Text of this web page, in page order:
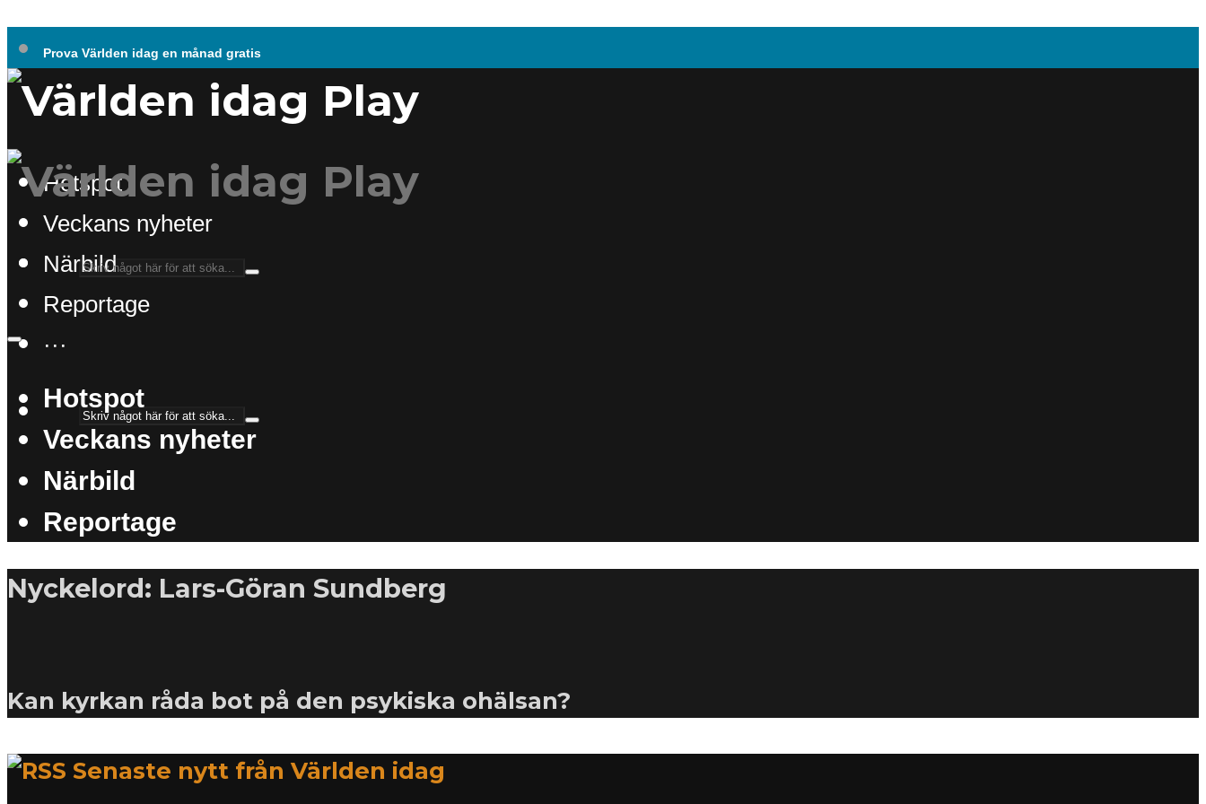
Prova Världen idag en månad gratis
Hotspot
Veckans nyheter
Närbild
Reportage
···
Hotspot
Veckans nyheter
Närbild
Reportage
Nyckelord: Lars-Göran Sundberg
Kan kyrkan råda bot på den psykiska ohälsan?
Senaste nytt från Världen idag